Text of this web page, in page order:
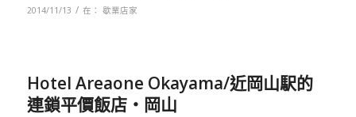
2014/11/13 / 在： 歇業店家
Hotel Areaone Okayama/近岡山駅的
連鎖平價飯店‧岡山